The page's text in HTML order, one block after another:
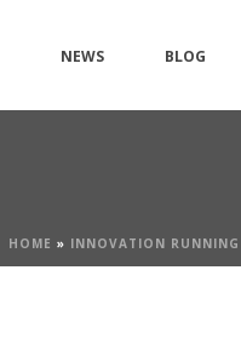
NEWS BLOG
HOME » INNOVATION RUNNING